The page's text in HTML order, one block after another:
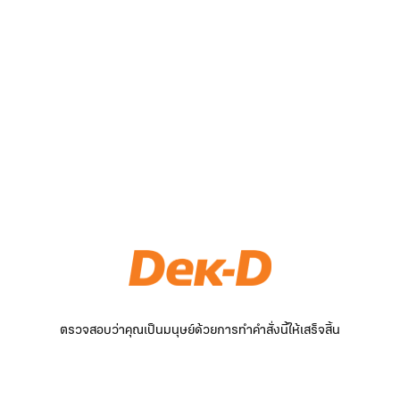
ตรวจสอบว่าคุณเป็นมนุษย์ด้วยการทำคำสั่งนี้ให้เสร็จสิ้น